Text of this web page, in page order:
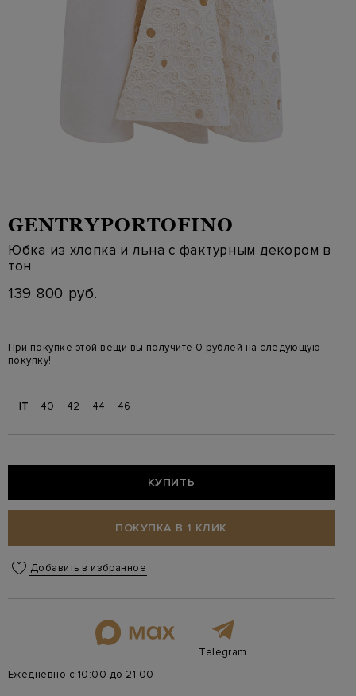
GENTRYPORTOFINO
Юбка из хлопка и льна с фактурным декором в
тон
139 800 руб.
При покупке этой вещи вы получите 0 рублей на следующую
покупку!
IT 40 42 44 46
КУПИТЬ
ПОКУПКА В 1 КЛИК
Добавить в избранное
Telegram
Ежедневно с 10:00 до 21:00